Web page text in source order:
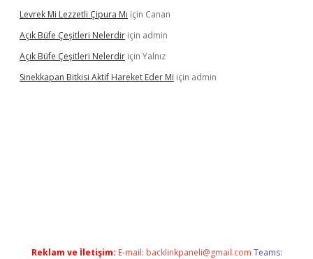
Levrek Mi Lezzetli Çipura Mı için Canan
Açık Büfe Çeşitleri Nelerdir için admin
Açık Büfe Çeşitleri Nelerdir için Yalnız
Sinekkapan Bitkisi Aktif Hareket Eder Mi için admin
Reklam ve İletişim: E-mail: backlinkpaneli@gmail.com Teams: